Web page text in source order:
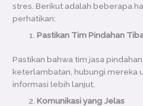
stres. Berikut adalah beberapa
perhatikan:
Pastikan Tim Pindahan
Pastikan bahwa tim jasa
keterlambatan, hubungi mereka
informasi lebih lanjut.
Komunikasi yang Jelas